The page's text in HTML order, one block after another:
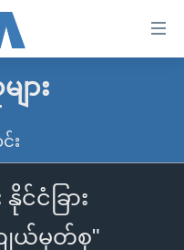
ား
း
ငံခြား
ယ်မှတ်စု"